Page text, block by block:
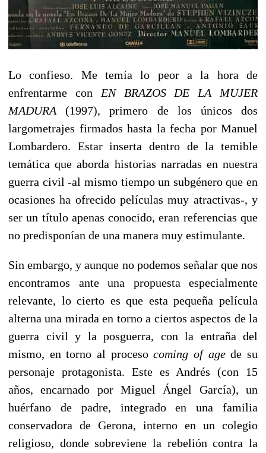
Lo confieso. Me temía lo peor a la hora de
enfrentarme con EN BRAZOS DE LA MUJER
MADURA (1997), primero de los únicos dos
largometrajes firmados hasta la fecha por Manuel
Lombardero. Estar inserta dentro de la temible
temática que aborda historias narradas en nuestra
guerra civil -al mismo tiempo un subgénero que en
ocasiones ha ofrecido películas muy atractivas-, y
ser un título apenas conocido, eran referencias que
no predisponían de una manera muy estimulante.
Sin embargo, y aunque no podemos señalar que nos
encontramos ante una propuesta especialmente
relevante, lo cierto es que esta pequeña película
alterna una mirada en torno a ciertos aspectos de la
guerra civil y la posguerra, con la entraña del
mismo, en torno al procesocoming of agede su
personaje protagonista. Este es Andrés (con 15
años, encarnado por Miguel Ángel García), un
huérfano de padre, integrado en una familia
conservadora de Gerona, interno en un colegio
religioso, donde sobreviene la rebelión contra la